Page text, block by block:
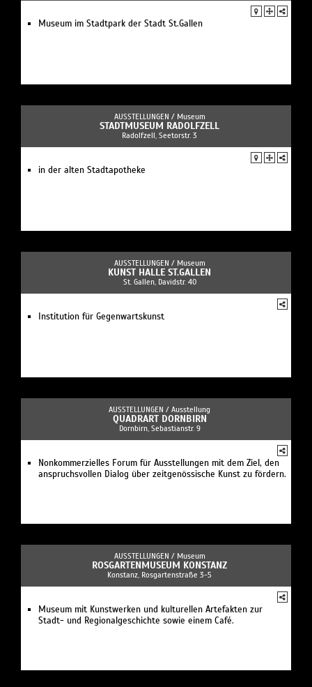
Museum im Stadtpark der Stadt St.Gallen
AUSSTELLUNGEN / Museum
STADTMUSEUM RADOLFZELL
Radolfzell, Seetorstr. 3
in der alten Stadtapotheke
AUSSTELLUNGEN / Museum
KUNST HALLE ST.GALLEN
St. Gallen, Davidstr. 40
Institution für Gegenwartskunst
AUSSTELLUNGEN / Ausstellung
QUADRART DORNBIRN
Dornbirn, Sebastianstr. 9
Nonkommerzielles Forum für Ausstellungen mit dem Ziel, den
anspruchsvollen Dialog über zeitgenössische Kunst zu fördern.
AUSSTELLUNGEN / Museum
ROSGARTENMUSEUM KONSTANZ
Konstanz, Rosgartenstraße 3-5
Museum mit Kunstwerken und kulturellen Artefakten zur
Stadt- und Regionalgeschichte sowie einem Café.